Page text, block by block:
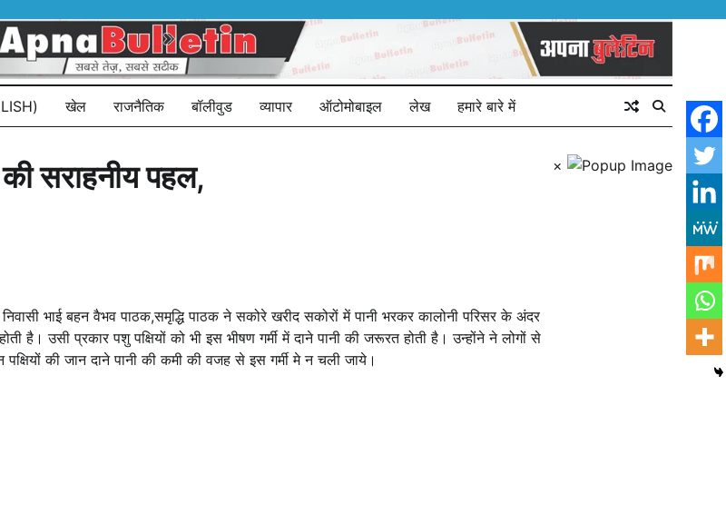
खेल राजनैतिक बॉलीवुड व्यापार ऑटोमोबाइल लेख हमारे बारे में
की सराहनीय पहल,
भाई बहन वैभव पाठक,समृद्धि पाठक ने सकोरे खरीद सकोरों में पानी भरकर कालोनी परिसर के अंदर
है। उसी प्रकार पशु पक्षियों को भी इस भीषण गर्मी में दाने पानी की जरूरत होती है। उन्होंने ने लोगों से
की जान दाने पानी की कमी की वजह से इस गर्मी मे न चली जाये।
×